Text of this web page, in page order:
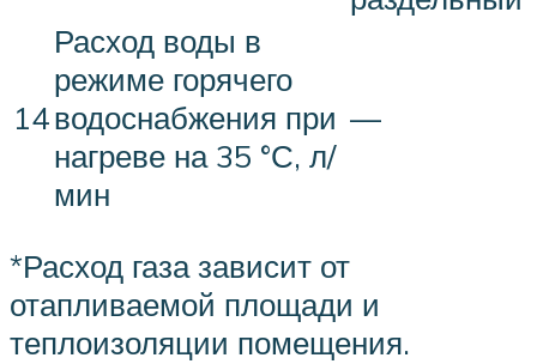
14
Расход воды в
режиме горячего
водоснабже­ния при
нагреве на 35 °С, л/
мин
—
*Расход газа зависит от
отапливаемой площади и
теплоизоляции помещения.